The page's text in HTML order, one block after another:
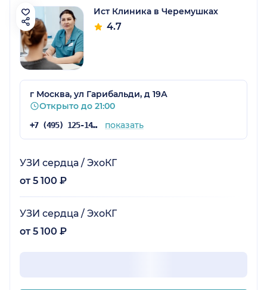
Ист Клиника в Черемушках
4.7
г Москва, ул Гарибальди, д 19А
Открыто до 21:00
+7 (495) 125-14-89 показать
УЗИ сердца / ЭхоКГ
от 5 100 ₽
УЗИ сердца / ЭхоКГ
от 5 100 ₽